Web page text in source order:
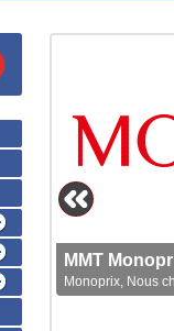
MMT
Monoprix, Nous